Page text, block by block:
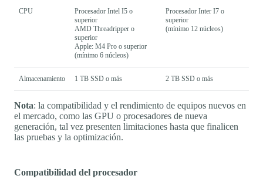
CPU
Procesador Intel I5 o
superior
AMD Threadripper o
superior
Apple: M4 Pro o superior
(mínimo 6 núcleos)
Procesador Inter I7 o
superior
(mínimo 12 núcleos)
Almacenamiento 1 TB SSD o más 2 TB SSD o más
Nota: la compatibilidad y el rendimiento de equipos nuevos en
el mercado, como las GPU o procesadores de nueva
generación, tal vez presenten limitaciones hasta que finalicen
las pruebas y la optimización.
Compatibilidad del procesador